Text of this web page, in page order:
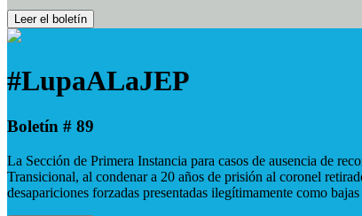
Leer el boletín
#LupaALaJEP
Boletín # 89
La Sección de Primera Instancia para casos de ausencia de
Transicional, al condenar a 20 años de prisión al coronel
desapariciones forzadas presentadas ilegítimamente como